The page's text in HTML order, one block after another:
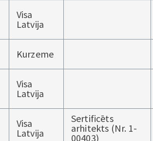
Visa
Latvija
Kurzeme
Visa
Latvija
Visa
Latvija
Sertificēts
arhitekts (Nr. 1-
00403)